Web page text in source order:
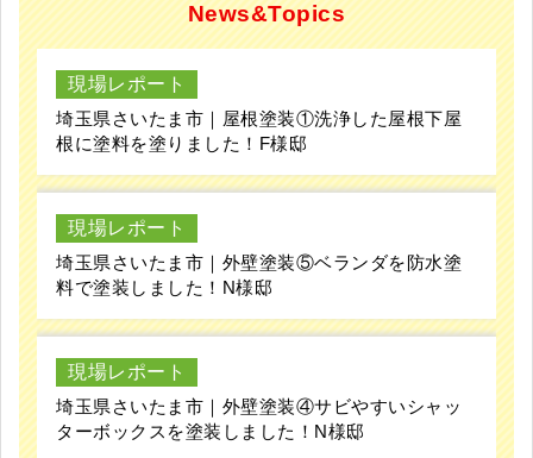
News&Topics
現場レポート
埼玉県さいたま市｜屋根塗装①洗浄した屋根下屋
根に塗料を塗りました！F様邸
現場レポート
埼玉県さいたま市｜外壁塗装⑤ベランダを防水塗
料で塗装しました！N様邸
現場レポート
埼玉県さいたま市｜外壁塗装④サビやすいシャッ
ターボックスを塗装しました！N様邸